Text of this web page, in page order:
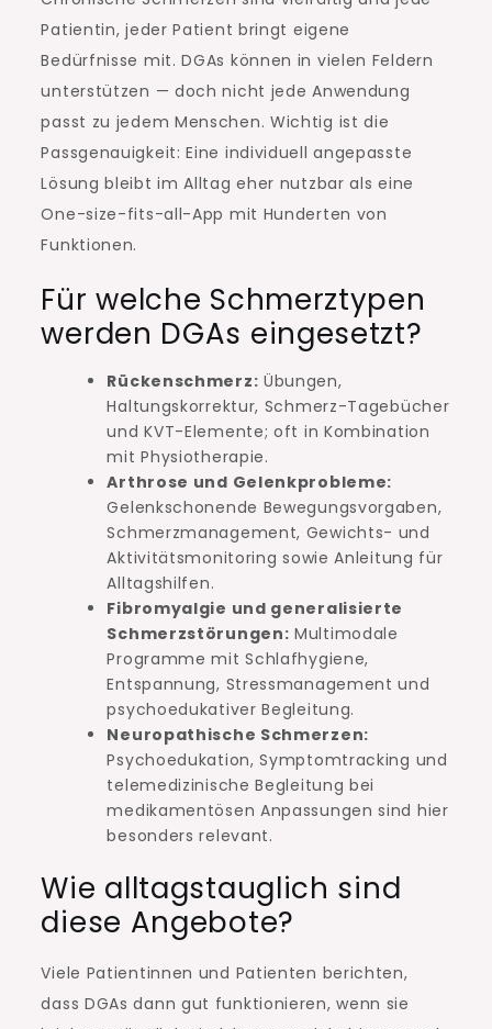
Patientin, jeder Patient bringt eigene
Bedürfnisse mit. DGAs können in vielen Feldern
unterstützen — doch nicht jede Anwendung
passt zu jedem Menschen. Wichtig ist die
Passgenauigkeit: Eine individuell angepasste
Lösung bleibt im Alltag eher nutzbar als eine
One-size-fits-all-App mit Hunderten von
Funktionen.
Für welche Schmerztypen
werden DGAs eingesetzt?
Rückenschmerz: Übungen,
Haltungskorrektur, Schmerz-Tagebücher
und KVT-Elemente; oft in Kombination
mit Physiotherapie.
Arthrose und Gelenkprobleme:
Gelenkschonende Bewegungsvorgaben,
Schmerzmanagement, Gewichts- und
Aktivitätsmonitoring sowie Anleitung für
Alltagshilfen.
Fibromyalgie und generalisierte
Schmerzstörungen: Multimodale
Programme mit Schlafhygiene,
Entspannung, Stressmanagement und
psychoedukativer Begleitung.
Neuropathische Schmerzen:
Psychoedukation, Symptomtracking und
telemedizinische Begleitung bei
medikamentösen Anpassungen sind hier
besonders relevant.
Wie alltagstauglich sind
diese Angebote?
Viele Patientinnen und Patienten berichten,
dass DGAs dann gut funktionieren, wenn sie